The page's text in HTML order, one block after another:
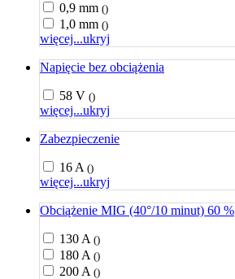
0,9 mm ()
1,0 mm ()
więcej...ukryj
Napięcie bez obciążenia
58 V ()
więcej...ukryj
Zabezpieczenie
16 A ()
więcej...ukryj
Obciążenie MIG (40°/10 minut) 60 %
130 A ()
180 A ()
200 A ()